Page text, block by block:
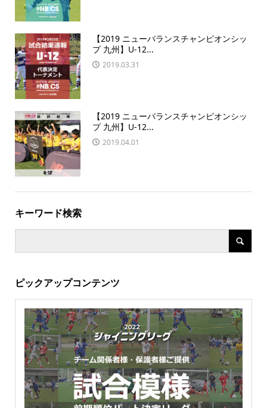
【2019 ニューバランスチャンピオンシッ
プ 九州】U-12...
2019.03.31
【2019 ニューバランスチャンピオンシッ
プ 九州】U-12...
2019.04.01
キーワード検索
ピックアップコンテンツ